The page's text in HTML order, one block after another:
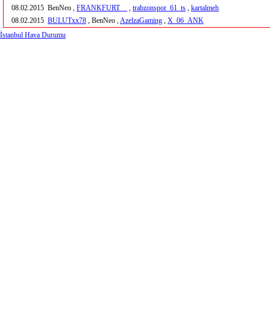
08.02.2015 BenNeo , FRANKFURT__ , trabzonspor_61_ts , kartalmeh
08.02.2015 BULUTxx78 , BenNeo ,AzelzaGaming , X_06_ANK
İstanbul Hava Durumu